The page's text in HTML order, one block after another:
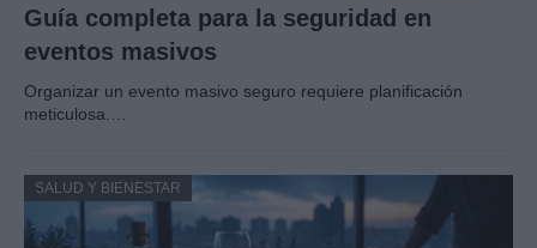
Guía completa para la seguridad en
eventos masivos
Organizar un evento masivo seguro requiere planificación
meticulosa.…
SALUD Y BIENESTAR